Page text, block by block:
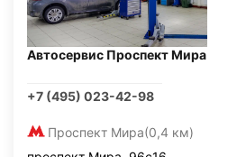
Автосервис Проспект Мира
+7 (495) 023-42-98
Проспект Мира(0,4 км)